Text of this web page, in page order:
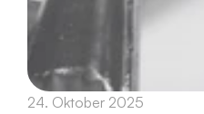
24. Oktober 2025